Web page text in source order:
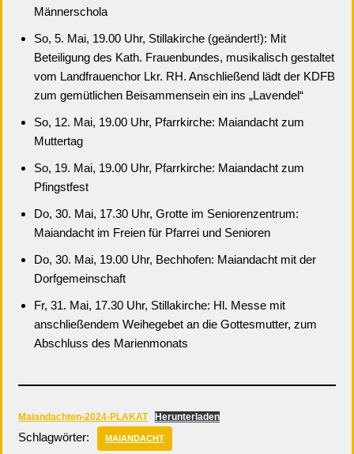
Männerschola
So, 5. Mai, 19.00 Uhr, Stillakirche (geändert!): Mit
Beteiligung des Kath. Frauenbundes, musikalisch gestaltet
vom Landfrauenchor Lkr. RH. Anschließend lädt der KDFB
zum gemütlichen Beisammensein ein ins „Lavendel“
So, 12. Mai, 19.00 Uhr, Pfarrkirche: Maiandacht zum
Muttertag
So, 19. Mai, 19.00 Uhr, Pfarrkirche: Maiandacht zum
Pfingstfest
Do, 30. Mai, 17.30 Uhr, Grotte im Seniorenzentrum:
Maiandacht im Freien für Pfarrei und Senioren
Do, 30. Mai, 19.00 Uhr, Bechhofen: Maiandacht mit der
Dorfgemeinschaft
Fr, 31. Mai, 17.30 Uhr, Stillakirche: Hl. Messe mit
anschließendem Weihegebet an die Gottesmutter, zum
Abschluss des Marienmonats
Maiandachten-2024-PLAKAT Herunterladen
Schlagwörter: MAIANDACHT